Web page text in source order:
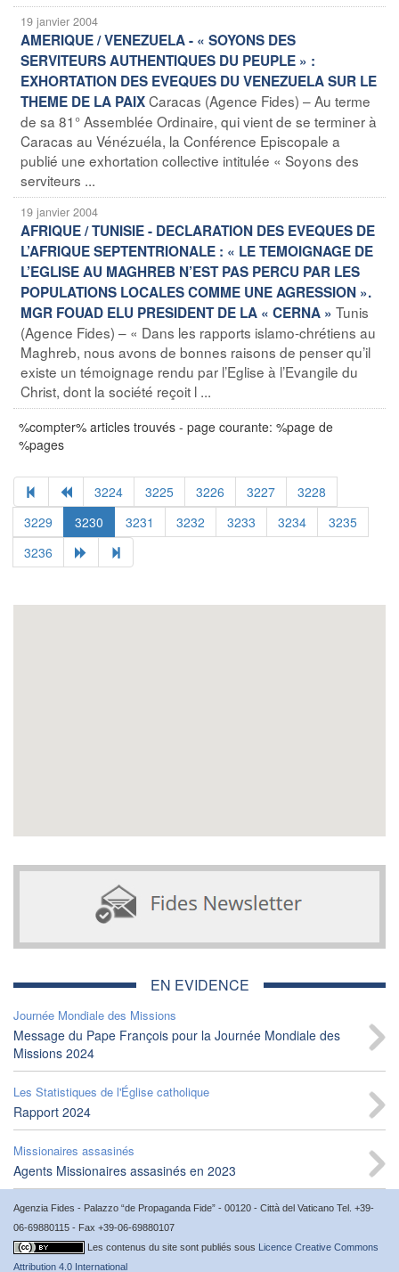
19 janvier 2004
AMERIQUE / VENEZUELA - « SOYONS DES
SERVITEURS AUTHENTIQUES DU PEUPLE » :
EXHORTATION DES EVEQUES DU VENEZUELA SUR LE
THEME DE LA PAIXCaracas (Agence Fides) – Au terme
de sa 81° Assemblée Ordinaire, qui vient de se terminer à
Caracas au Vénézuéla, la Conférence Episcopale a
publié une exhortation collective intitulée « Soyons des
serviteurs ...
19 janvier 2004
AFRIQUE / TUNISIE - DECLARATION DES EVEQUES DE
L’AFRIQUE SEPTENTRIONALE : « LE TEMOIGNAGE DE
L’EGLISE AU MAGHREB N’EST PAS PERCU PAR LES
POPULATIONS LOCALES COMME UNE AGRESSION ».
MGR FOUAD ELU PRESIDENT DE LA « CERNA » Tunis
(Agence Fides) – « Dans les rapports islamo-chrétiens au
Maghreb, nous avons de bonnes raisons de penser qu’il
existe un témoignage rendu par l’Eglise à l’Evangile du
Christ, dont la société reçoit l ...
%compter% articles trouvés - page courante: %page de
%pages
3224 3225 3226 3227
3228
3229
3230 3231 3232 3233 3234
3235
3236
EN EVIDENCE
Journée Mondiale des Missions
Message du Pape François pour la Journée Mondiale des
Missions 2024
Les Statistiques de l'Église catholique
Rapport 2024
Missionaires assasinés
Agents Missionaires assasinés en 2023
Agenzia Fides - Palazzo “de Propaganda Fide” - 00120 - Città del Vaticano Tel. +39-
06-69880115 - Fax +39-06-69880107
Les contenus du site sont publiés sous Licence Creative Commons
Attribution 4.0 International